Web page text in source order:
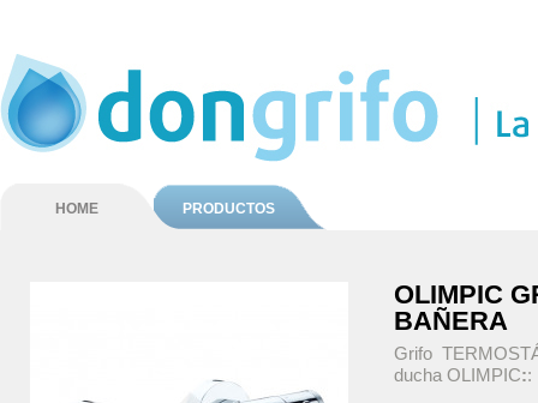
HOME PRODUCTOS
OLIMPIC
BAÑERA
Grifo
ducha OLIMPIC::